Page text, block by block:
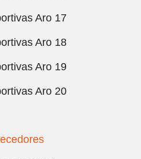
Aro 17
Aro 18
Aro 19
Aro 20